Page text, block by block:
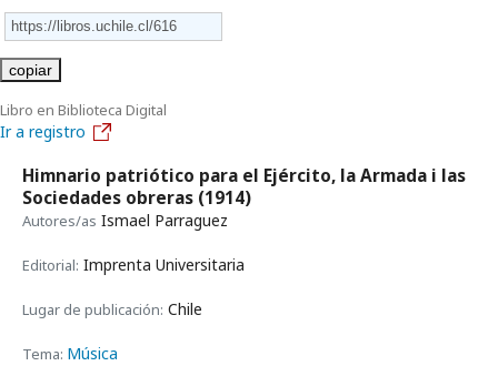
copiar
Libro en Biblioteca Digital
Ir a registro
Himnario patriótico para el Ejército, la Armada i las
Sociedades obreras (1914)
Autores/as Ismael Parraguez
Editorial: Imprenta Universitaria
Lugar de publicación: Chile
Tema: Música